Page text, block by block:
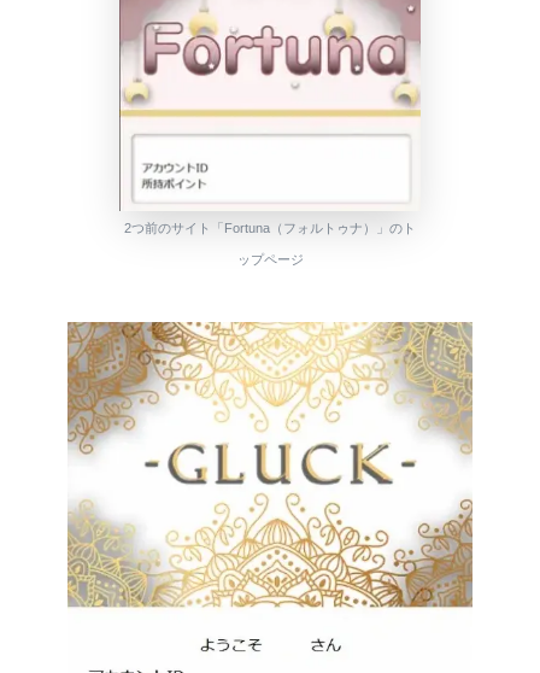
2つ前のサイト「Fortuna（フォルトゥナ）」のト
ップページ